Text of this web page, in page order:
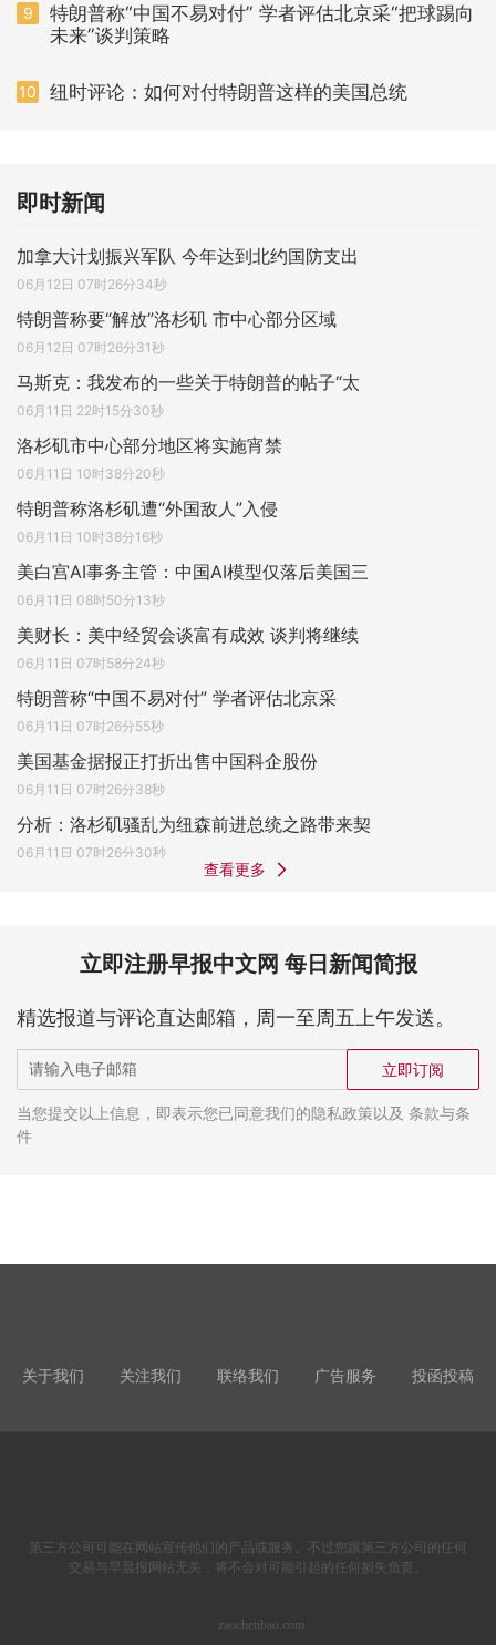
9
特朗普称“中国不易对付” 学者评估北京采“把球踢向
未来”谈判策略
10 纽时评论：如何对付特朗普这样的美国总统
即时新闻
加拿大计划振兴军队 今年达到北约国防支出
06月12日 07时26分34秒
特朗普称要“解放”洛杉矶 市中心部分区域
06月12日 07时26分31秒
马斯克：我发布的一些关于特朗普的帖子“太
06月11日 22时15分30秒
洛杉矶市中心部分地区将实施宵禁
06月11日 10时38分20秒
特朗普称洛杉矶遭“外国敌人”入侵
06月11日 10时38分16秒
美白宫AI事务主管：中国AI模型仅落后美国三
06月11日 08时50分13秒
美财长：美中经贸会谈富有成效 谈判将继续
06月11日 07时58分24秒
特朗普称“中国不易对付” 学者评估北京采
06月11日 07时26分55秒
美国基金据报正打折出售中国科企股份
06月11日 07时26分38秒
分析：洛杉矶骚乱为纽森前进总统之路带来契
06月11日 07时26分30秒
查看更多
立即注册早报中文网 每日新闻简报
精选报道与评论直达邮箱，周一至周五上午发送。
立即订阅
当您提交以上信息，即表示您已同意我们的隐私政策以及 条款与条
件
关于我们 关注我们 联络我们 广告服务 投函投稿
第三方公司可能在网站宣传他们的产品或服务。不过您跟第三方公司的任何
交易与早晨报网站无关，将不会对可能引起的任何损失负责。
zaochenbao.com